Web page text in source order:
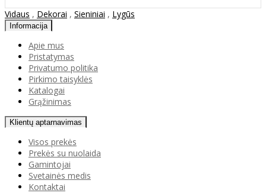
Vidaus , Dekorai , Sieniniai , Lygūs
Informacija
Apie mus
Pristatymas
Privatumo politika
Pirkimo taisyklės
Katalogai
Grąžinimas
Klientų aptarnavimas
Visos prekės
Prekės su nuolaida
Gamintojai
Svetainės medis
Kontaktai